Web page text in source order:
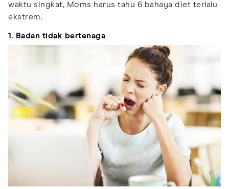
waktu singkat, Moms harus tahu 6 bahaya diet terlalu
ekstrem.
1. Badan tidak bertenaga